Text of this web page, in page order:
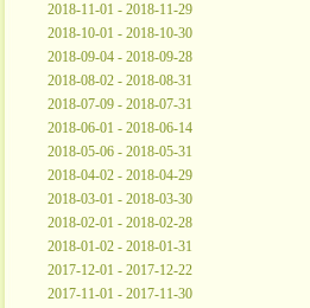
2018-11-01 - 2018-11-29
2018-10-01 - 2018-10-30
2018-09-04 - 2018-09-28
2018-08-02 - 2018-08-31
2018-07-09 - 2018-07-31
2018-06-01 - 2018-06-14
2018-05-06 - 2018-05-31
2018-04-02 - 2018-04-29
2018-03-01 - 2018-03-30
2018-02-01 - 2018-02-28
2018-01-02 - 2018-01-31
2017-12-01 - 2017-12-22
2017-11-01 - 2017-11-30